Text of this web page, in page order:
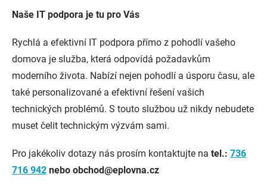
Naše IT podpora je tu pro Vás
Rychlá a efektivní IT podpora přímo z pohodlí vašeho
domova je služba, která odpovídá požadavkům
moderního života. Nabízí nejen pohodlí a úsporu času, ale
také personalizované a efektivní řešení vašich
technických problémů. S touto službou už nikdy nebudete
muset čelit technickým výzvám sami.
Pro jakékoliv dotazy nás prosím kontaktujte na tel.: 736
716 942 nebo obchod@eplovna.cz